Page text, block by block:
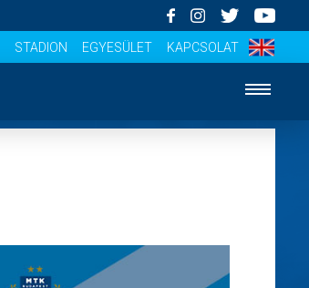
STADION EGYESÜLET KAPCSOLAT